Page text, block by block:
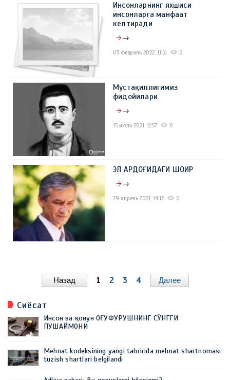
Инсонларнинг яхшиси
инсонларга манфаат
келтиради
→
03 февраль 2022, 11:51 0
Мустақиллигимиз
фидойилари
→
15 июль 2021, 11:57 0
ЭЛ АРДОҒИДАГИ ШОИР
→
29 апрель 2021, 14:12 0
Назад 1 2 3 4 Далее
Сиёсат
Инсон ва қонун ОҒУФУРУШНИНГ СЎНГГИ
ПУШАЙМОНИ
Mehnat kodeksining yangi tahririda mehnat shartnomasi
tuzish shartlari belgilandi